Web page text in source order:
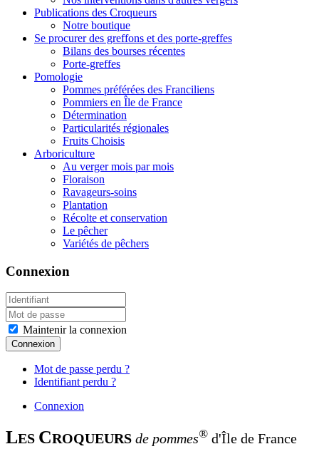
Publications des Croqueurs
Notre boutique
Se procurer des greffons et des porte-greffes
Bilans des bourses récentes
Porte-greffes
Pomologie
Pommes préférées des Franciliens
Pommiers en Île de France
Détermination
Particularités régionales
Fruits Choisis
Arboriculture
Au verger mois par mois
Floraison
Ravageurs-soins
Plantation
Récolte et conservation
Le pêcher
Variétés de pêchers
Connexion
Maintenir la connexion
Connexion
Mot de passe perdu ?
Identifiant perdu ?
Connexion
LES CROQUEURS de pommes® d'Île de France